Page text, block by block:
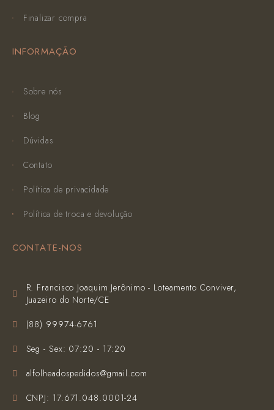
Finalizar compra
INFORMAÇÃO
Sobre nós
Blog
Dúvidas
Contato
Política de privacidade
Política de troca e devolução
CONTATE-NOS
R. Francisco Joaquim Jerônimo - Loteamento Conviver,
Juazeiro do Norte/CE
(‪88) 99974-6761‬
Seg - Sex: 07:20 - 17:20
alfolheadospedidos@gmail.com
CNPJ: 17.671.048.0001-24